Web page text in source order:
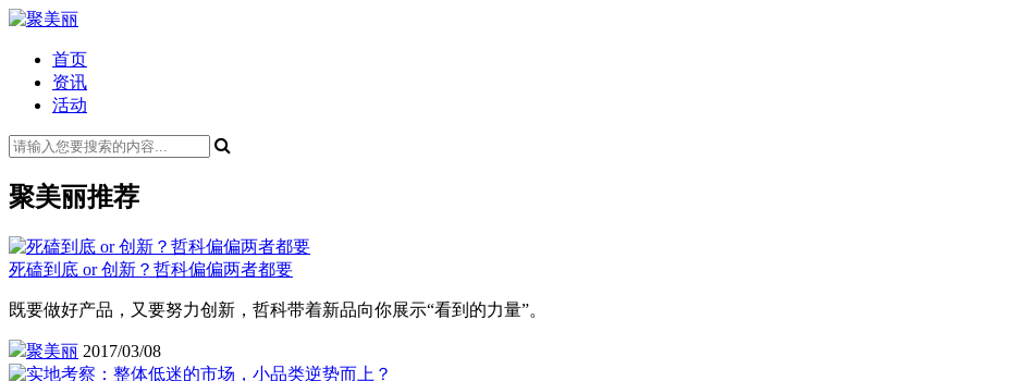
首页
资讯
活动
聚美丽推荐
死磕到底 or 创新？哲科偏偏两者都要
既要做好产品，又要努力创新，哲科带着新品向你展示“看到的力量”。
聚美丽 2017/03/08